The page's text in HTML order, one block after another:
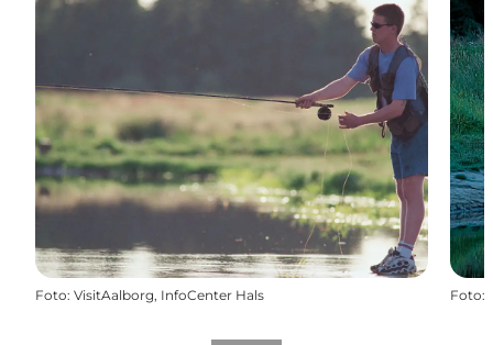
Foto: VisitAalborg, InfoCenter Hals Foto: